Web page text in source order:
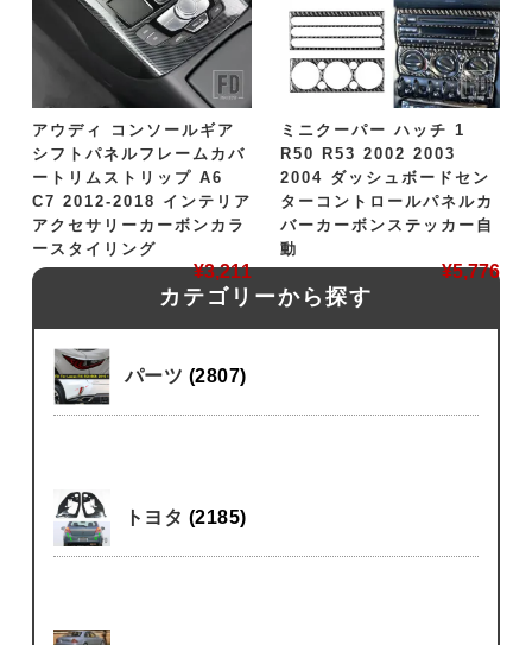
カテゴリーから探す
パーツ (2807)
トヨタ (2185)
アウディ コンソールギア
シフトパネルフレームカバ
ートリムストリップ A6
C7 2012-2018 インテリア
アクセサリーカーボンカラ
ースタイリング
¥3,211
ミニクーパー ハッチ 1
R50 R53 2002 2003
2004 ダッシュボードセン
ターコントロールパネルカ
バーカーボンステッカー自
動
¥5,776